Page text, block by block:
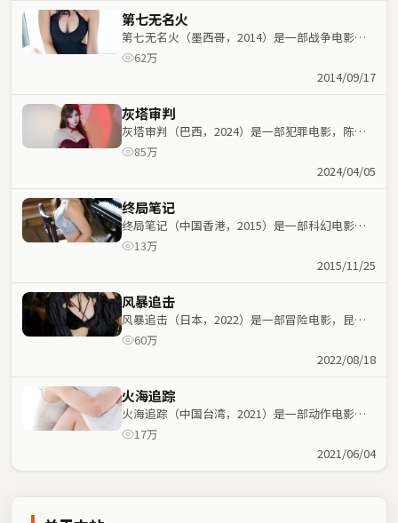
第七无名火
第七无名火（墨西哥，2014）是一部战争电影，
九把刀执导，黄渤、任素汐等主演；战争元素与人
62万
2014/09/17
灰塔审判
灰塔审判（巴西，2024）是一部犯罪电影，陈可
辛执导，佛罗伦斯·珀、谭卓等主演；犯罪元素与
85万
2024/04/05
终局笔记
终局笔记（中国香港，2015）是一部科幻电影，
雷德利·斯科特执导，胡歌、咏梅等主演；科幻元
13万
2015/11/25
风暴追击
风暴追击（日本，2022）是一部冒险电影，昆汀
·塔伦蒂诺执导，朱一龙、张曼玉等主演；冒险元
60万
2022/08/18
火海追踪
火海追踪（中国台湾，2021）是一部动作电影，
文牧野执导，金敏喜、咏梅等主演；动作元素与人
17万
2021/06/04